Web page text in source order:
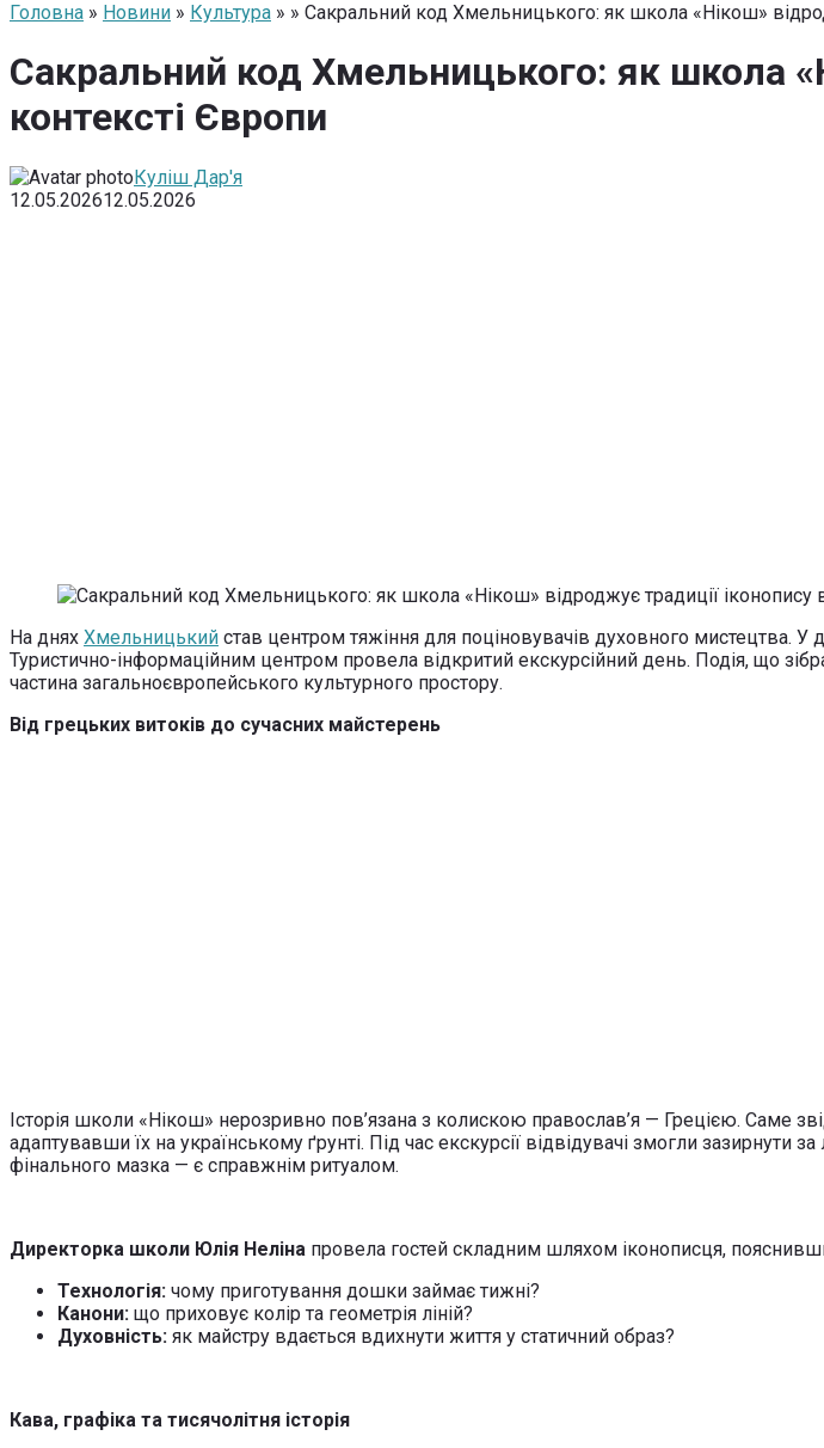
Головна » Новини » Культура » » Сакральний код Хмельницького: як школа «Нікош»
Сакральний код Хмельницького: як школа
контексті Європи
Куліш Дар'я
12.05.202612.05.2026
На днях Хмельницький став центром тяжіння для поціновувачів духовного мистецтва.
Туристично-інформаційним центром провела відкритий екскурсійний день. Подія, що
частина загальноєвропейського культурного простору.
Від грецьких витоків до сучасних майстерень
Історія школи «Нікош» нерозривно пов’язана з колискою православ’я — Грецією. Саме
адаптувавши їх на українському ґрунті. Під час екскурсії відвідувачі змогли
фінального мазка — є справжнім ритуалом.
Директорка школи Юлія Неліна провела гостей складним шляхом іконописця,
Технологія: чому приготування дошки займає тижні?
Канони: що приховує колір та геометрія ліній?
Духовність: як майстру вдається вдихнути життя у статичний образ?
Кава, графіка та тисячолітня історія